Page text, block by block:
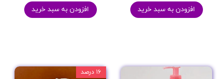
افزودن به سبد خرید افزودن به سبد خرید
۱۶ درصد